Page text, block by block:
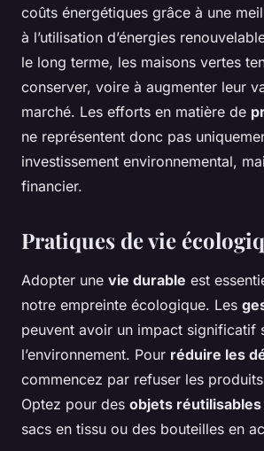
coûts énergétiques grâce à une
à l’utilisation d’énergies
le long terme, les maisons vertes
conserver, voire à augmenter leur
marché. Les efforts en matière de
ne représentent donc pas
investissement environnemental,
financier.
Pratiques de vie
Adopter une vie durable est
notre empreinte écologique. Les
peuvent avoir un impact significatif
l’environnement. Pour réduire les
commencez par refuser les
Optez pour des objets réutilisables
sacs en tissu ou des bouteilles en